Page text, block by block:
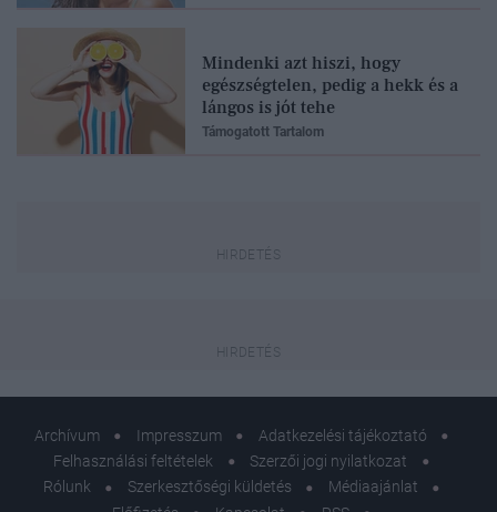
Mindenki azt hiszi, hogy
egészségtelen, pedig a hekk és a
lángos is jót tehe
Támogatott Tartalom
Archívum Impresszum
Adatkezelési tájékoztató
Felhasználási feltételek
Szerzői jogi nyilatkozat
Rólunk
Szerkesztőségi küldetés
Médiaajánlat